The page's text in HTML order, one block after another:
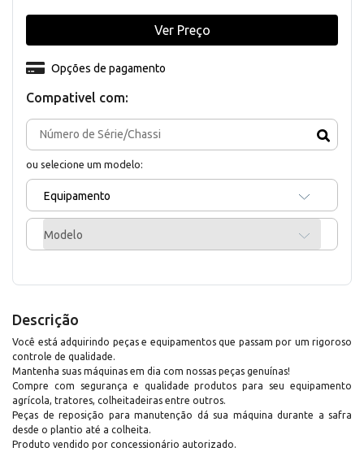
Compativel com:
ou selecione um modelo:
Equipamento
Modelo
Opções de pagamento
Ver Preço
Descrição
Você está adquirindo peças e equipamentos que passam por um rigoroso
controle de qualidade.
Mantenha suas máquinas em dia com nossas peças genuínas!
Compre com segurança e qualidade produtos para seu equipamento
agrícola, tratores, colheitadeiras entre outros.
Peças de reposição para manutenção dá sua máquina durante a safra
desde o plantio até a colheita.
Produto vendido por concessionário autorizado.